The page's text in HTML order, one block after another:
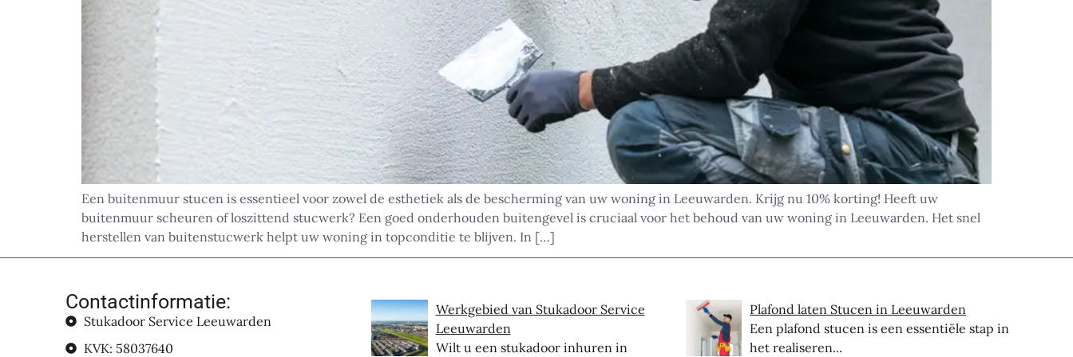
Een buitenmuur stucen is essentieel voor zowel de esthetiek als de bescherming van uw woning in Leeuwarden. Krijg nu 10% korting! Heeft uw
buitenmuur scheuren of loszittend stucwerk? Een goed onderhouden buitengevel is cruciaal voor het behoud van uw woning in Leeuwarden. Het snel
herstellen van buitenstucwerk helpt uw woning in topconditie te blijven. In […]
Contactinformatie:
Stukadoor Service Leeuwarden
KVK: 58037640
Werkgebied van Stukadoor Service
Leeuwarden
Wilt u een stukadoor inhuren in
Plafond laten Stucen in Leeuwarden
Een plafond stucen is een essentiële stap in
het realiseren...